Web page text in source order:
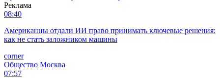
Реклама
08:40
Американцы отдали ИИ право принимать ключевые решения:
как не стать заложником машины
corner
Общество Москва
07:57